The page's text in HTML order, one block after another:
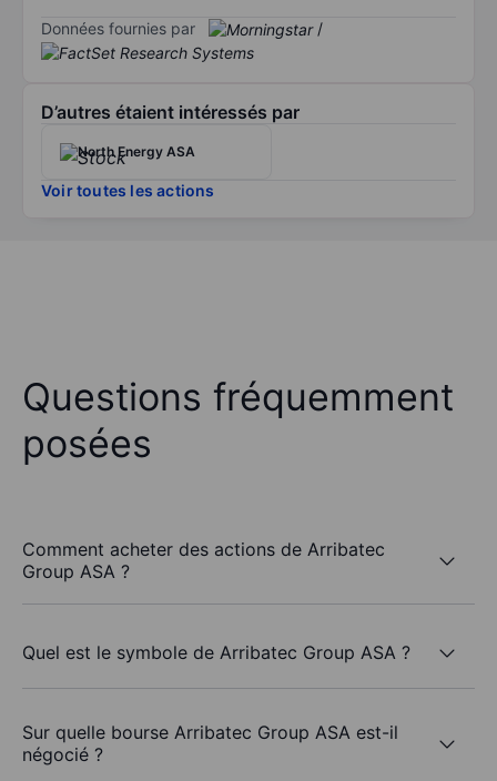
Données fournies par /
D’autres étaient intéressés par
North Energy ASA
Voir toutes les actions
Questions fréquemment
posées
Comment acheter des actions de Arribatec
Group ASA ?
Quel est le symbole de Arribatec Group ASA ?
Sur quelle bourse Arribatec Group ASA est-il
négocié ?